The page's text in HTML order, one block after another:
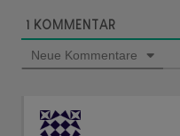
1 KOMMENTAR
Neue Kommentare